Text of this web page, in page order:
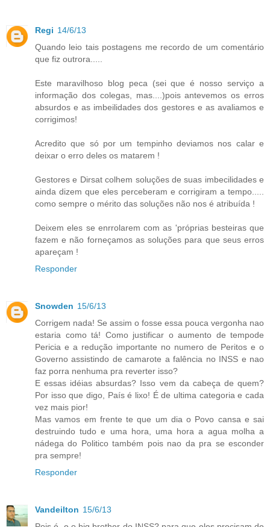
Regi 14/6/13
Quando leio tais postagens me recordo de um comentário
que fiz outrora.....
Este maravilhoso blog peca (sei que é nosso serviço a
informação dos colegas, mas....)pois antevemos os erros
absurdos e as imbeilidades dos gestores e as avaliamos e
corrigimos!
Acredito que só por um tempinho deviamos nos calar e
deixar o erro deles os matarem !
Gestores e Dirsat colhem soluções de suas imbecilidades e
ainda dizem que eles perceberam e corrigiram a tempo.....
como sempre o mérito das soluções não nos é atribuída !
Deixem eles se enrrolarem com as 'próprias besteiras que
fazem e não forneçamos as soluções para que seus erros
apareçam !
Responder
Snowden 15/6/13
Corrigem nada! Se assim o fosse essa pouca vergonha nao
estaria como tá! Como justificar o aumento de tempode
Pericia e a redução importante no numero de Peritos e o
Governo assistindo de camarote a falência no INSS e nao
faz porra nenhuma pra reverter isso?
E essas idéias absurdas? Isso vem da cabeça de quem?
Por isso que digo, País é lixo! É de ultima categoria e cada
vez mais pior!
Mas vamos em frente te que um dia o Povo cansa e sai
destruindo tudo e uma hora, uma hora a agua molha a
nádega do Politico também pois nao da pra se esconder
pra sempre!
Responder
Vandeilton 15/6/13